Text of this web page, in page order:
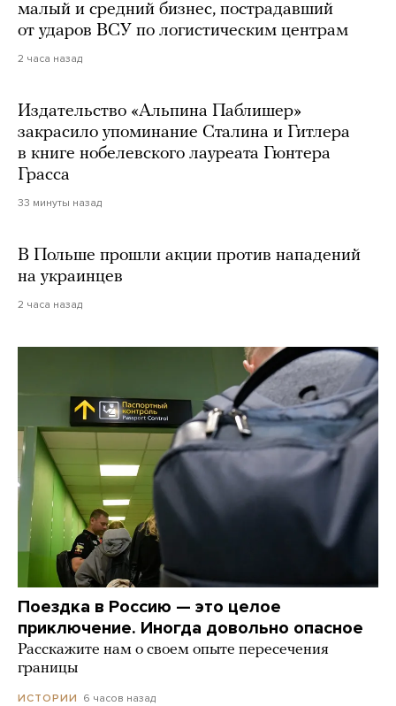
малый и средний бизнес, пострадавший
от ударов ВСУ по логистическим центрам
2 часа назад
Издательство «Альпина Паблишер»
закрасило упоминание Сталина и Гитлера
в книге нобелевского лауреата Гюнтера
Грасса
33 минуты назад
В Польше прошли акции против нападений
на украинцев
2 часа назад
Поездка в Россию — это целое
приключение. Иногда довольно опасное
Расскажите нам о своем опыте пересечения
границы
ИСТОРИИ 6 часов назад